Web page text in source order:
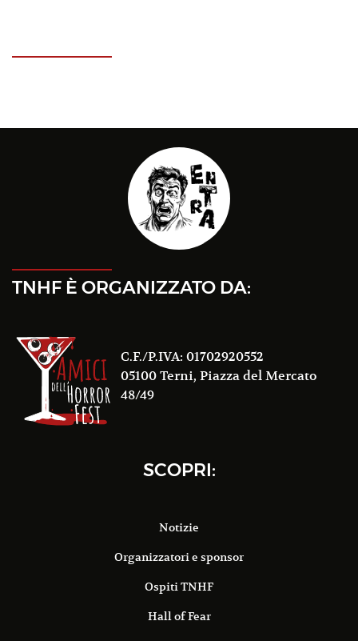
TNHF È ORGANIZZATO DA:
C.F./P.IVA: 01702920552
05100 Terni, Piazza del Mercato
48/49
SCOPRI:
Notizie
Organizzatori e sponsor
Ospiti TNHF
Hall of Fear